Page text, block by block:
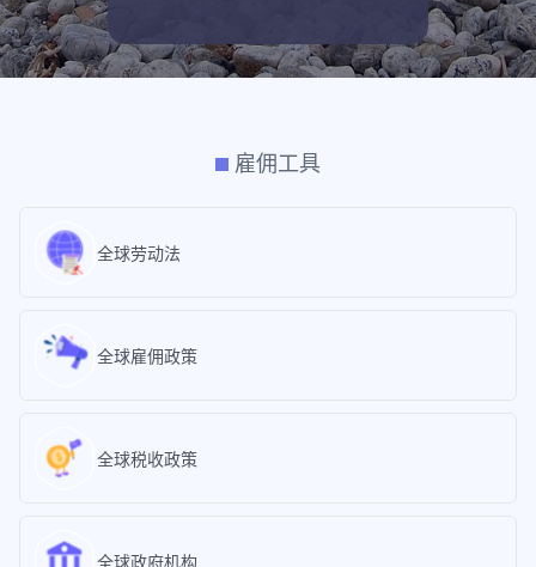
雇佣工具
全球劳动法
全球雇佣政策
全球税收政策
全球政府机构